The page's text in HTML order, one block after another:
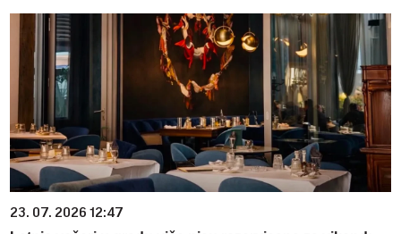
23. 07. 2026 12:47